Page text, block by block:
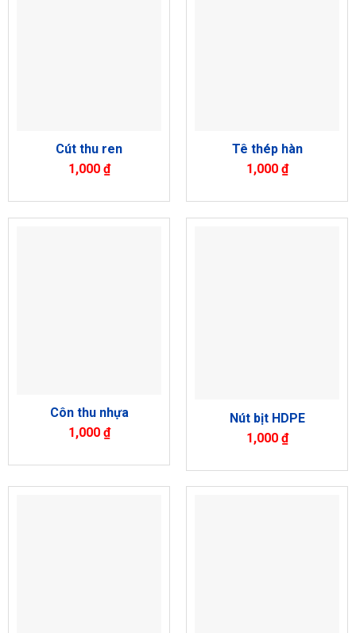
Cút thu ren
1,000 ₫
Tê thép hàn
1,000 ₫
Côn thu nhựa
1,000 ₫
Nút bịt HDPE
1,000 ₫